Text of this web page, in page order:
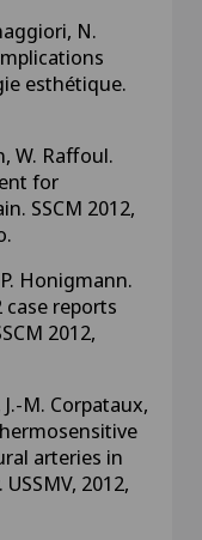
N.
esthétique.
W. Raffoul.
for
SSCM 2012,
Honigmann.
reports
2012,
J.-M. Corpataux,
arteries in
2012,